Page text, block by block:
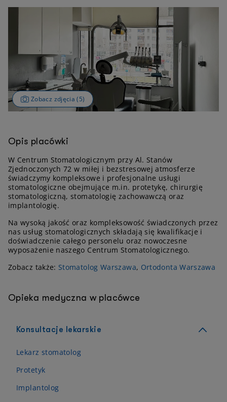
Zobacz zdjęcia (5)
Opis placówki
W Centrum Stomatologicznym przy Al. Stanów
Zjednoczonych 72 w miłej i bezstresowej atmosferze
świadczymy kompleksowe i profesjonalne usługi
stomatologiczne obejmujące m.in. protetykę, chirurgię
stomatologiczną, stomatologię zachowawczą oraz
implantologię.
Na wysoką jakość oraz kompleksowość świadczonych przez
nas usług stomatologicznych składają się kwalifikacje i
doświadczenie całego personelu oraz nowoczesne
wyposażenie naszego Centrum Stomatologicznego.
Zobacz także: Stomatolog Warszawa, Ortodonta Warszawa
Opieka medyczna w placówce
Konsultacje lekarskie
Lekarz stomatolog
Protetyk
Implantolog